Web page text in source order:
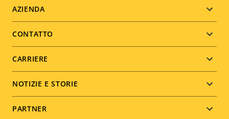
Footer
menu
AZIENDA
CONTATTO
CARRIERE
NOTIZIE E STORIE
PARTNER